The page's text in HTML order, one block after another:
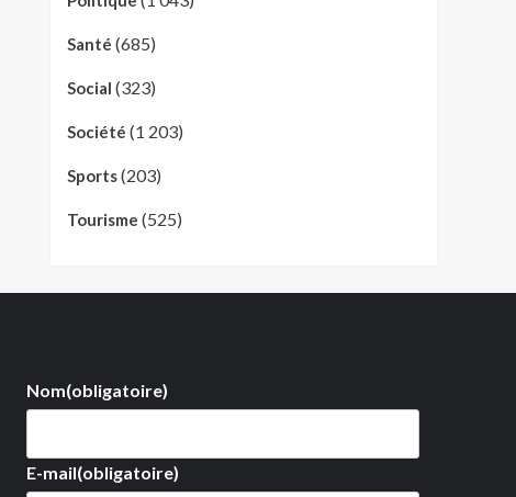
Santé (685)
Social (323)
Société (1 203)
Sports(203)
Tourisme (525)
Nom(obligatoire)
E-mail(obligatoire)